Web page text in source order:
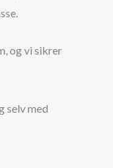
og vi sikrer
selv med